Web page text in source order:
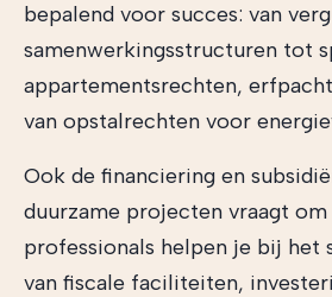
bepalend voor succes: van
samenwerkingsstructuren tot
appartementsrechten,
van opstalrechten voor
Ook de financiering en
duurzame projecten vraagt
professionals helpen je bij het
van fiscale faciliteiten,